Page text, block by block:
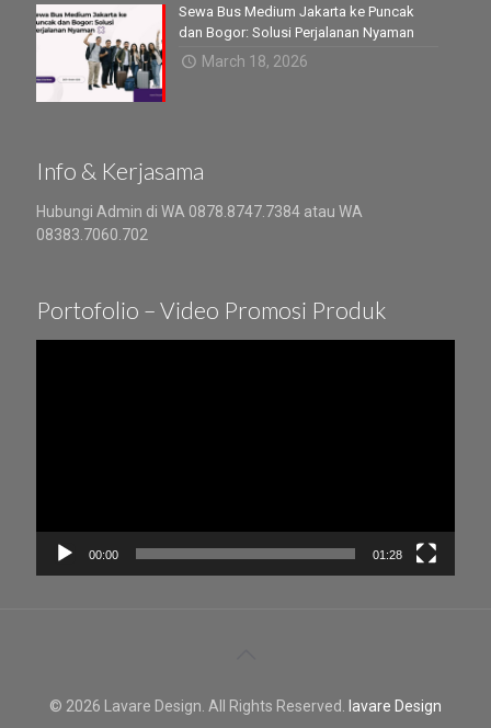
Sewa Bus Medium Jakarta ke Puncak
dan Bogor: Solusi Perjalanan Nyaman
March 18, 2026
Info & Kerjasama
Hubungi Admin di WA 0878.8747.7384 atau WA
08383.7060.702
Portofolio – Video Promosi Produk
00:00 01:28
© 2026 Lavare Design. All Rights Reserved. lavare Design